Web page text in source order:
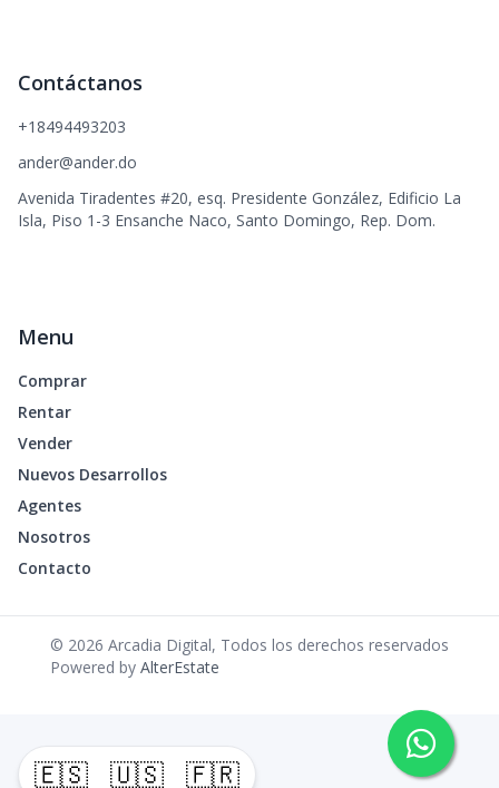
🇪🇸 🇺🇸 🇫🇷
Contáctanos
+18494493203
ander@ander.do
Avenida Tiradentes #20, esq. Presidente González, Edificio La
Isla, Piso 1-3 Ensanche Naco, Santo Domingo, Rep. Dom.
Menu
Comprar
Rentar
Vender
Nuevos Desarrollos
Agentes
Nosotros
Contacto
© 2026 Arcadia Digital, Todos los derechos reservados
Powered by AlterEstate